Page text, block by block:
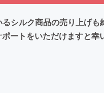
シルク商品の売り上げも
ートをいただけますと幸